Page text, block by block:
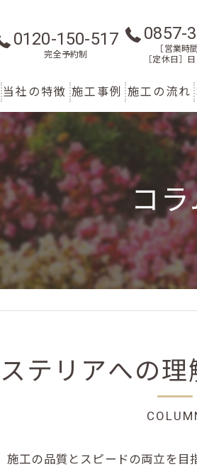
0120-150-517
完全予約制
0857-
［営業時
［定休日］
当社の特徴
庭
リフォーム
駐車スペース
鳥取のエクステリア
施工事例 施工の流れ
コ
テリアへの
工の品質とスピードの両立を